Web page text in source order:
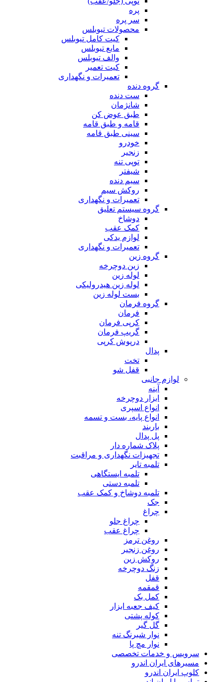
پره
سر پره
محصولات تیوبلس
کیت کامل تیوبلس
مایع تیوبلس
والف تیوبلس
کیت تعمیر
تعمیرات و نگهداری
گروه دنده
ست دنده
شانژمان
طبق عوض کن
قامه و طبق قامه
سینی طبق قامه
خودرو
زنجیر
توپی تنه
شیفتر
سیم دنده
روکش سیم
تعمیرات و نگهداری
گروه سیستم تعلیق
دوشاخ
کمک عقب
لوازم یدکی
تعمیرات و نگهداری
گروه زین
زین دوچرخه
لوله زین
لوله زین هیدرولیکی
بست لوله زین
گروه فرمان
فرمان
کرپی فرمان
گریپ فرمان
درپوش کرپی
پدال
تخت
قفل شو
لوازم جانبی
آینه
ابزار دوچرخه
انواع اسپری
انواع پایه، بست و تسمه
باربند
پل پدال
پلاک شماره دار
تجهیزات نگهداری و مراقبت
تلمبه تایر
تلمبه ایستگاهی
تلمبه دستی
تلمبه دوشاخ و کمک عقب
جک
چراغ
چراغ جلو
چراغ عقب
روغن ترمز
روغن زنجیر
روکش زین
زنگ دوچرخه
قفل
قمقمه
کمل بک
کیف جعبه ابزار
کوله پشتی
گل گیر
نوار شبرنگ تنه
نوار مچ پا
سرویس و خدمات تخصصی
مسیرهای ایران اندرو
کلوپ ایران اندرو